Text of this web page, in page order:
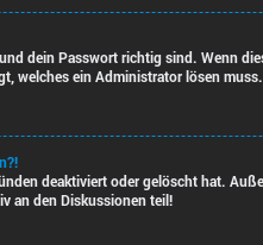
dein Passwort richtig sind. Wenn
welches ein Administrator lösen muss.
deaktiviert oder gelöscht hat.
an den Diskussionen teil!